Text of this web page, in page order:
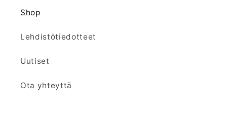
Shop
Lehdistötiedotteet
Uutiset
Ota yhteyttä